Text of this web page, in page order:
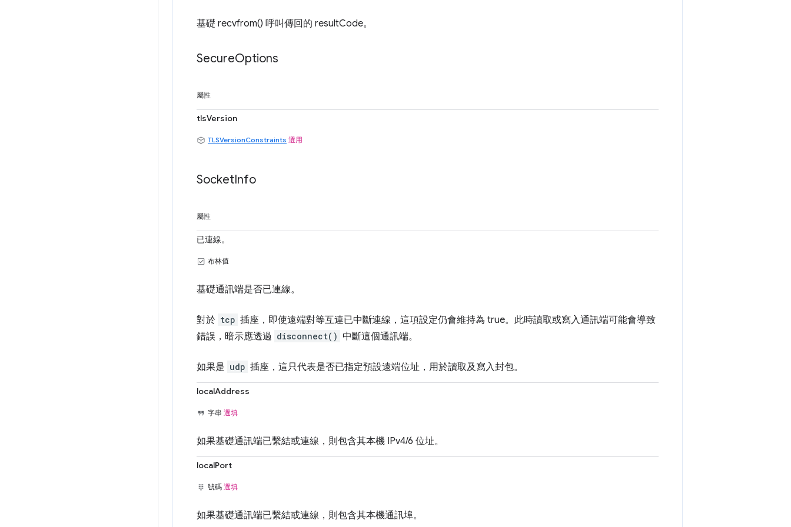
基礎 recvfrom() 呼叫傳回的 resultCode。
SecureOptions
屬性
tlsVersion
TLSVersionConstraints 選用
SocketInfo
屬性
已連線。
布林值
基礎通訊端是否已連線。
對於 tcp 插座，即使遠端對等互連已中斷連線，這項設定仍會維持為 true。此時讀取或寫入通訊端可能會導致
錯誤，暗示應透過 disconnect() 中斷這個通訊端。
如果是 udp 插座，這只代表是否已指定預設遠端位址，用於讀取及寫入封包。
localAddress
字串 選填
如果基礎通訊端已繫結或連線，則包含其本機 IPv4/6 位址。
localPort
號碼 選填
如果基礎通訊端已繫結或連線，則包含其本機通訊埠。